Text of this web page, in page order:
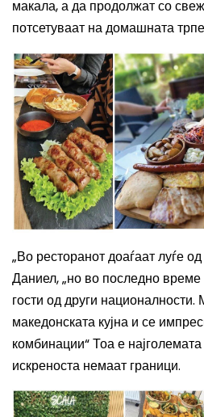
макала, а да продолжат со
потсетуваат на домашната
„Во ресторанот доаѓаат луѓе
Даниел, „но во последно
гости од други
македонската кујна и се
комбинации“ Тоа е
искреноста немаат граници.